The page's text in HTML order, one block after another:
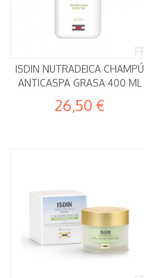
ISDIN NUTRADEICA CHAMPÚ
ANTICASPA GRASA 400 ML
26,50 €